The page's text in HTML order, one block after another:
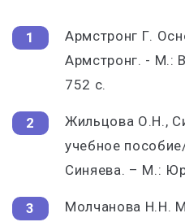
Армстронг Г.
Армстронг. - М.:
752 c.
Жильцова О.Н.,
учебное
Синяева. – М.:
Молчанова Н.Н.